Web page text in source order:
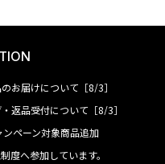
お届けについて［8/3］
返品受付について［8/3］
ンペーン対象商品追加
度へ参加しています。